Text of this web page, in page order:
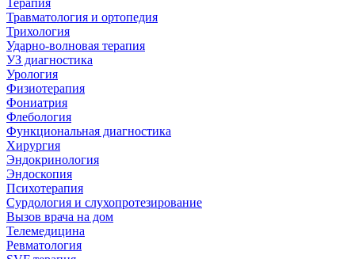
Терапия
Травматология и ортопедия
Трихология
Ударно-волновая терапия
УЗ диагностика
Урология
Физиотерапия
Фониатрия
Флебология
Функциональная диагностика
Хирургия
Эндокринология
Эндоскопия
Психотерапия
Сурдология и слухопротезирование
Вызов врача на дом
Телемедицина
Ревматология